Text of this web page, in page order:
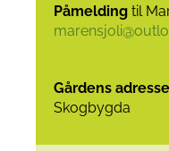
Påmelding til
Gårdens adresse
Skogbygda